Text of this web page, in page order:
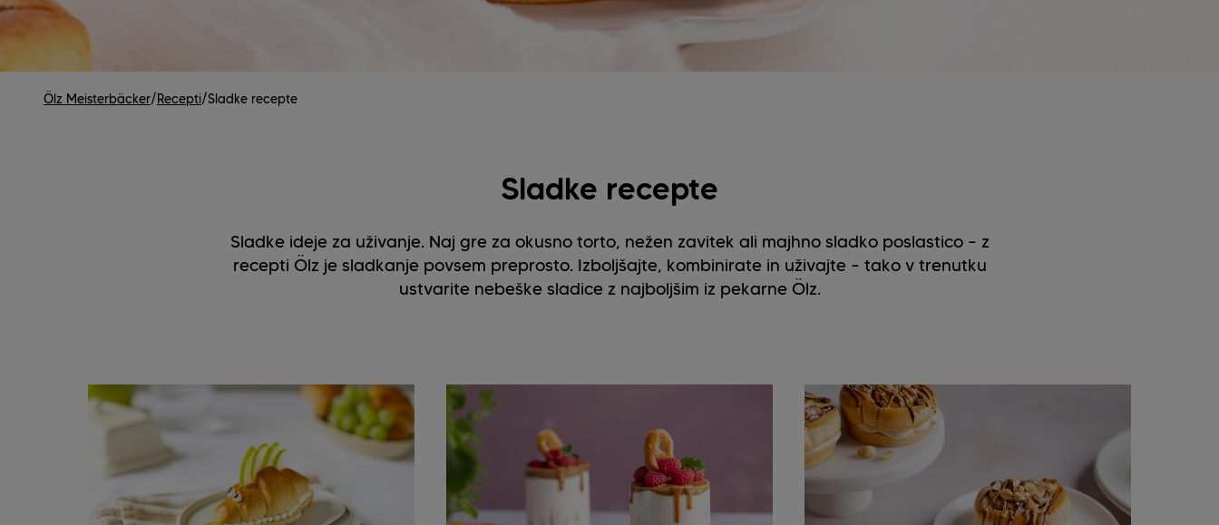
Ölz Meisterbäcker/Recepti/Sladke recepte
Sladke recepte
Sladke ideje za uživanje. Naj gre za okusno torto, nežen zavitek ali majhno sladko poslastico – z
recepti Ölz je sladkanje povsem preprosto. Izboljšajte, kombinirate in uživajte – tako v trenutku
ustvarite nebeške sladice z najboljšim iz pekarne Ölz.